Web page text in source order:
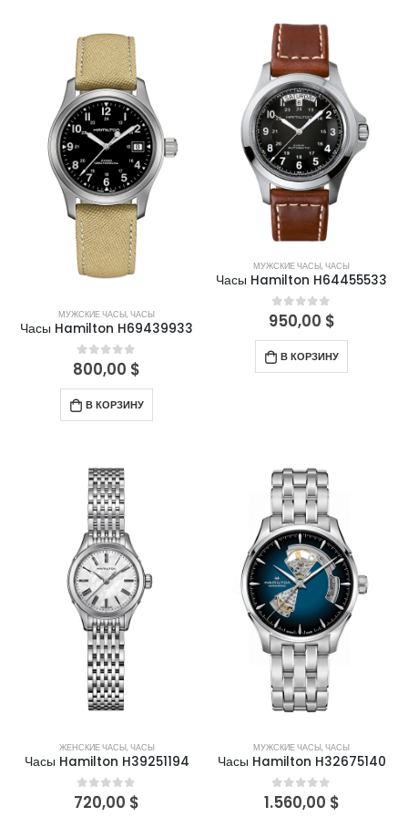
МУЖСКИЕ ЧАСЫ,ЧАСЫ
Часы Hamilton H69439933
0out of 5
800,00 $
В КОРЗИНУ
МУЖСКИЕ ЧАСЫ,ЧАСЫ
Часы Hamilton H64455533
0out of 5
950,00 $
В КОРЗИНУ
ЖЕНСКИЕ ЧАСЫ,ЧАСЫ
Часы Hamilton H39251194
0out of 5
720,00 $
МУЖСКИЕ ЧАСЫ,ЧАСЫ
Часы Hamilton H32675140
0out of 5
1.560,00 $